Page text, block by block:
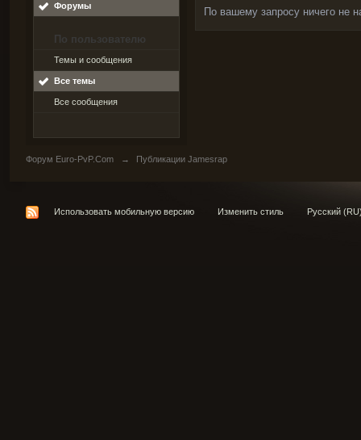
Форумы
По пользователю
Темы и сообщения
Все темы
Все сообщения
По вашему запросу ничего не
Форум Euro-PvP.Com → Публикации Jamesrap
Использовать мобильную версию Изменить стиль Русский